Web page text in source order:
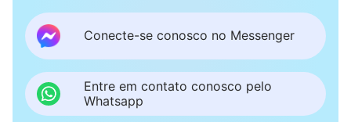
Conecte-se conosco no Messenger
Entre em contato conosco pelo
Whatsapp